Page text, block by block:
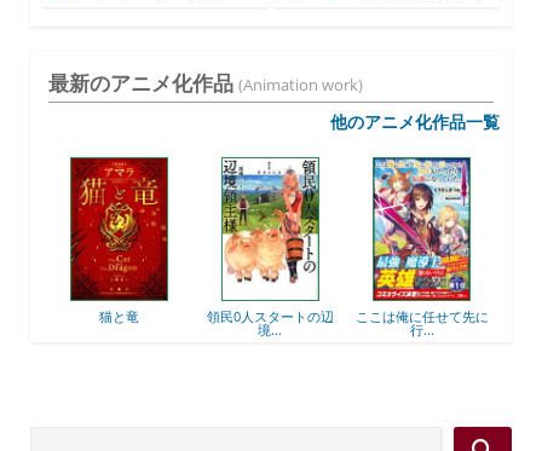
最新のアニメ化作品 (Animation work)
他のアニメ化作品一覧
猫と竜 領民0人スタートの辺
境...
ここは俺に任せて先に
行...